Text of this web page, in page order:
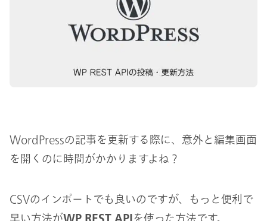
WordPressの記事を更新する際に、意外と編集画面
を開くのに時間がかかりますよね？
CSVのインポートでも良いのですが、もっと便利で
早い方法がWP REST API を使った方法です。